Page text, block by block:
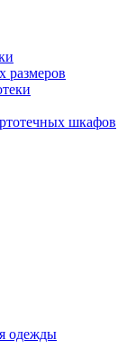
размеров
шкафов
одежды